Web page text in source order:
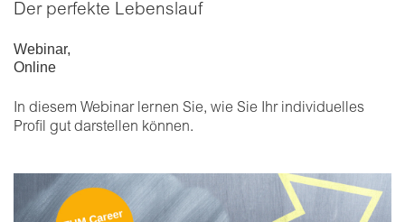
Der perfekte Lebenslauf
Webinar,
Online
In diesem Webinar lernen Sie, wie Sie Ihr individuelles
Profil gut darstellen können.